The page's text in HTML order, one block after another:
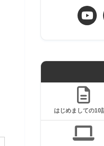
はじめましての10